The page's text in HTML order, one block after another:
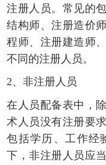
注册人员。常见的
结构师、注册造价
程师、注册建造师
不同的注册人员。
2、非注册人员
在人员配备表中，
术人员没有注册要
包括学历、工作经
下，非注册人员应